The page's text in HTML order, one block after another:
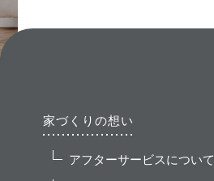
家づくりの想い
アフターサービスについて